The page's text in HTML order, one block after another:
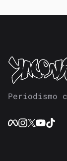
Periodismo